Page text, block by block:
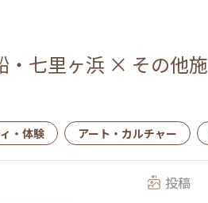
・七里ヶ浜 × その他施
・体験 アート・カルチャー
投稿